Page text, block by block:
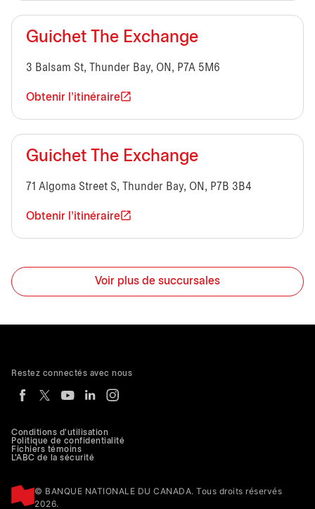
Guichet The Exchange
3 Balsam St, Thunder Bay, ON, P7A 5M6
Obtenir l'itinéraire
Guichet The Exchange
71 Algoma Street S, Thunder Bay, ON, P7B 3B4
Obtenir l'itinéraire
Voir plus de succursales
Conditions d'utilisation
Politique de confidentialité
Fichiers témoins
L'ABC de la sécurité
© BANQUE NATIONALE DU CANADA. Tous droits réservés
2026.
Restez connectés avec nous